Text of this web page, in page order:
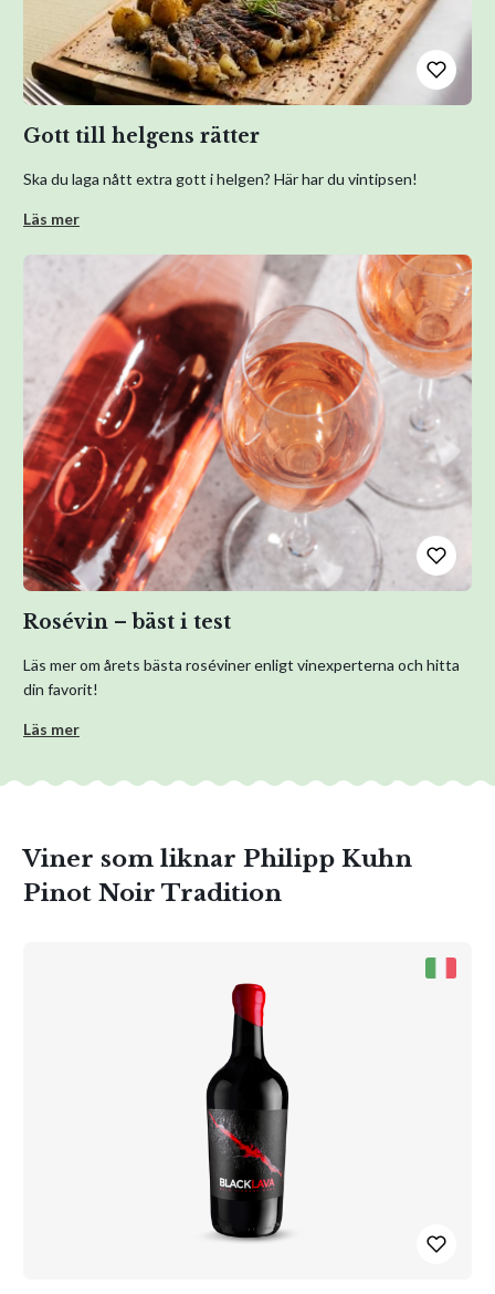
Gott till helgens rätter
Ska du laga nått extra gott i helgen? Här har du vintipsen!
Läs mer
Rosévin – bäst i test
Läs mer om årets bästa roséviner enligt vinexperterna och hitta
din favorit!
Läs mer
Viner som liknar Philipp Kuhn
Pinot Noir Tradition